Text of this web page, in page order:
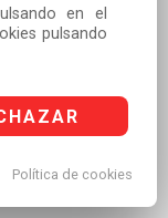
en el
pulsando
Política de cookies